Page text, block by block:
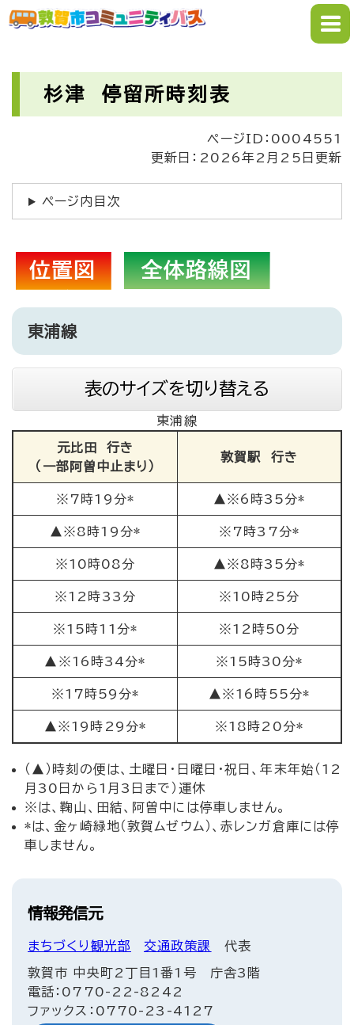
ペ
ー
メニューを飛ばして本文へ
杉津 停留所時刻表
ページID：0004551
更新日：2026年2月25日更新
ページ内目次
東浦線
表のサイズを切り替える
東浦線
元比田 行き
（一部阿曽中止まり）
敦賀駅 行き
※7時19分* ▲※6時35分*
▲※8時19分* ※7時37分*
※10時08分 ▲※8時35分*
※12時33分 ※10時25分
※15時11分* ※12時50分
▲※16時34分* ※15時30分*
※17時59分* ▲※16時55分*
▲※19時29分* ※18時20分*
（▲）時刻の便は、土曜日・日曜日・祝日、年末年始（12
月30日から1月3日まで）運休
※は、鞠山、田結、阿曽中には停車しません。
*は、金ヶ崎緑地（敦賀ムゼウム）、赤レンガ倉庫には停
車しません。
情報発信元
まちづくり観光部 交通政策課 代表
敦賀市 中央町2丁目1番1号 庁舎3階
電話：0770-22-8242
ファックス：0770-23-4127